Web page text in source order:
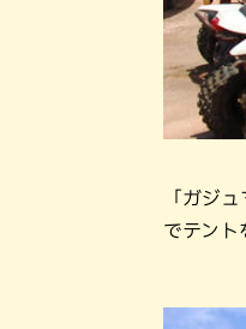
「ガジ
でテント